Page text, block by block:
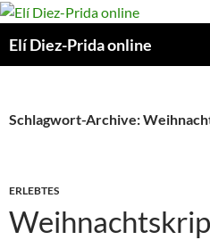
Elí Diez-Prida online
Schlagwort-Archive:
ERLEBTES